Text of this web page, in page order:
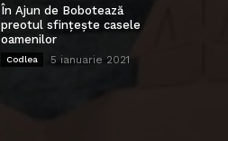
În Ajun de Bobotează
preotul sfințește casele
oamenilor
Codlea 5 ianuarie 2021